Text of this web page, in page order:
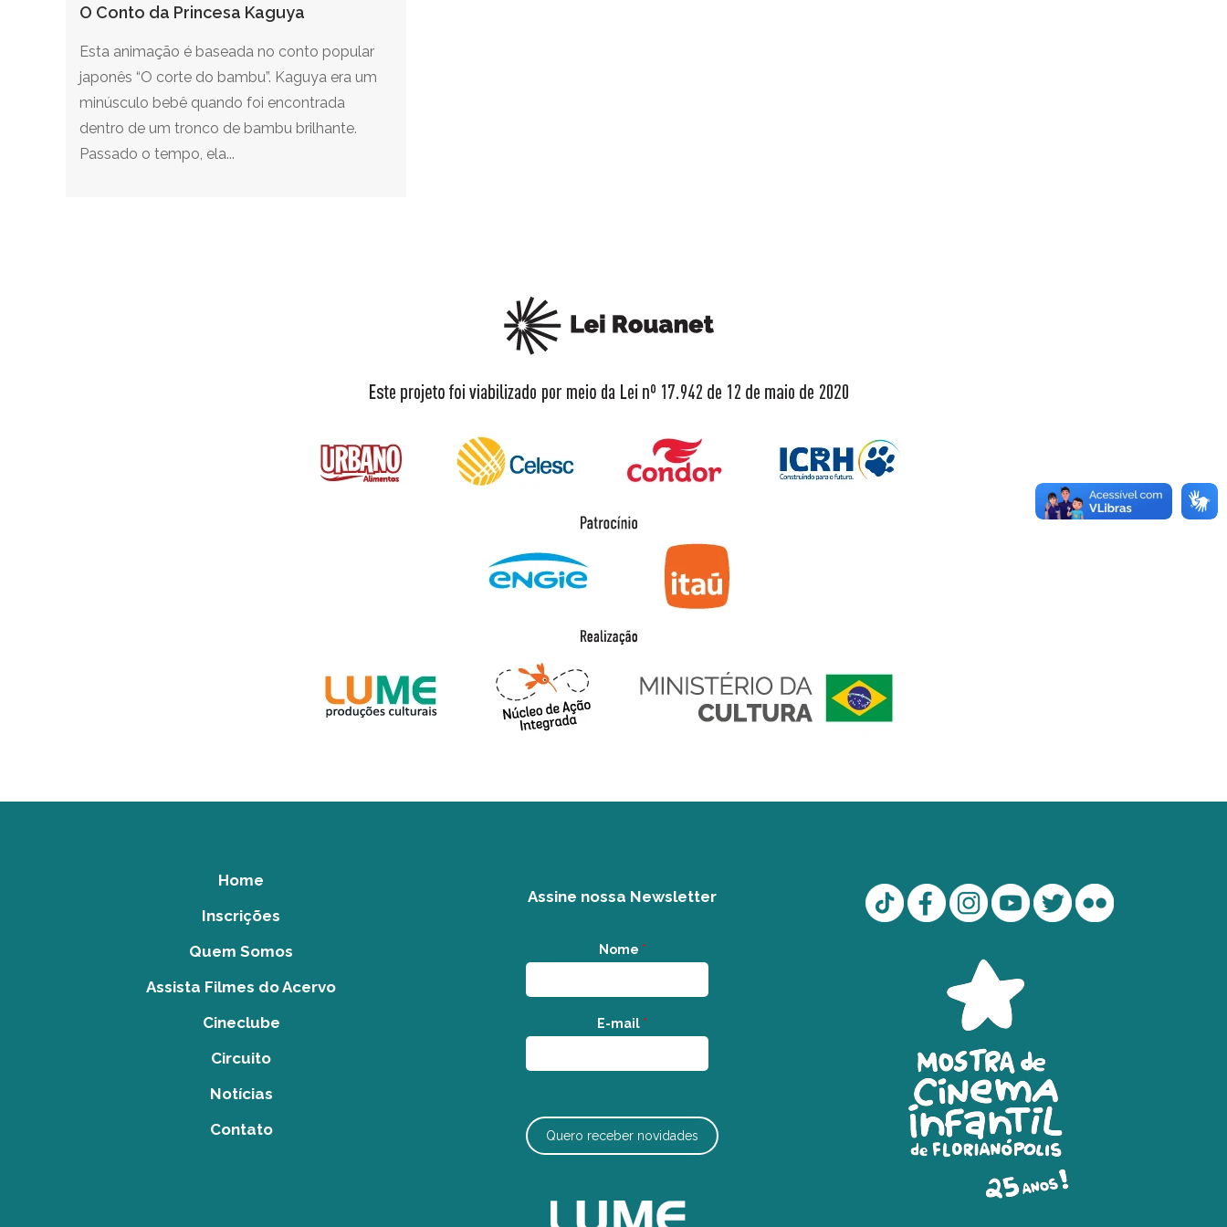
O Conto da Princesa Kaguya
Esta animação é baseada no conto popular
japonês “O corte do bambu”. Kaguya era um
minúsculo bebê quando foi encontrada
dentro de um tronco de bambu brilhante.
Passado o tempo, ela...
Home
Inscrições
Quem Somos
Assista Filmes do Acervo
Cineclube
Circuito
Notícias
Contato
Assine nossa Newsletter
Nome *
E-mail *
Quero receber novidades